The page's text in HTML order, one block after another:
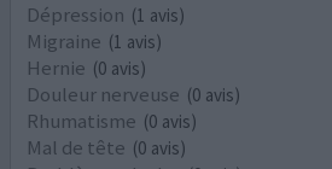
Dépression (1 avis)
Migraine (1 avis)
Hernie (0 avis)
Douleur nerveuse (0 avis)
Rhumatisme (0 avis)
Mal de tête (0 avis)